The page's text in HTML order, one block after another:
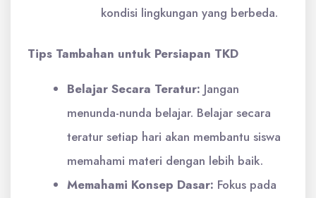
kondisi lingkungan yang berbeda.
Tips Tambahan untuk Persiapan TKD
Belajar Secara Teratur: Jangan
menunda-nunda belajar. Belajar secara
teratur setiap hari akan membantu siswa
memahami materi dengan lebih baik.
Memahami Konsep Dasar: Fokus pada